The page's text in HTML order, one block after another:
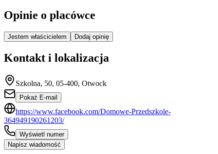
Opinie o placówce
Jestem właścicielem Dodaj opinię
Kontakt i lokalizacja
Szkolna, 50, 05-400, Otwock
Pokaż E-mail
https://www.facebook.com/Domowe-Przedszkole-
364949190261203/
Wyświetl numer
Napisz wiadomość